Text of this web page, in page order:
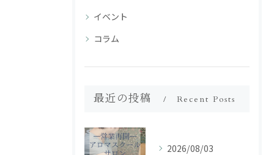
イベント
コラム
最近の投稿 Recent Posts
2026/08/03